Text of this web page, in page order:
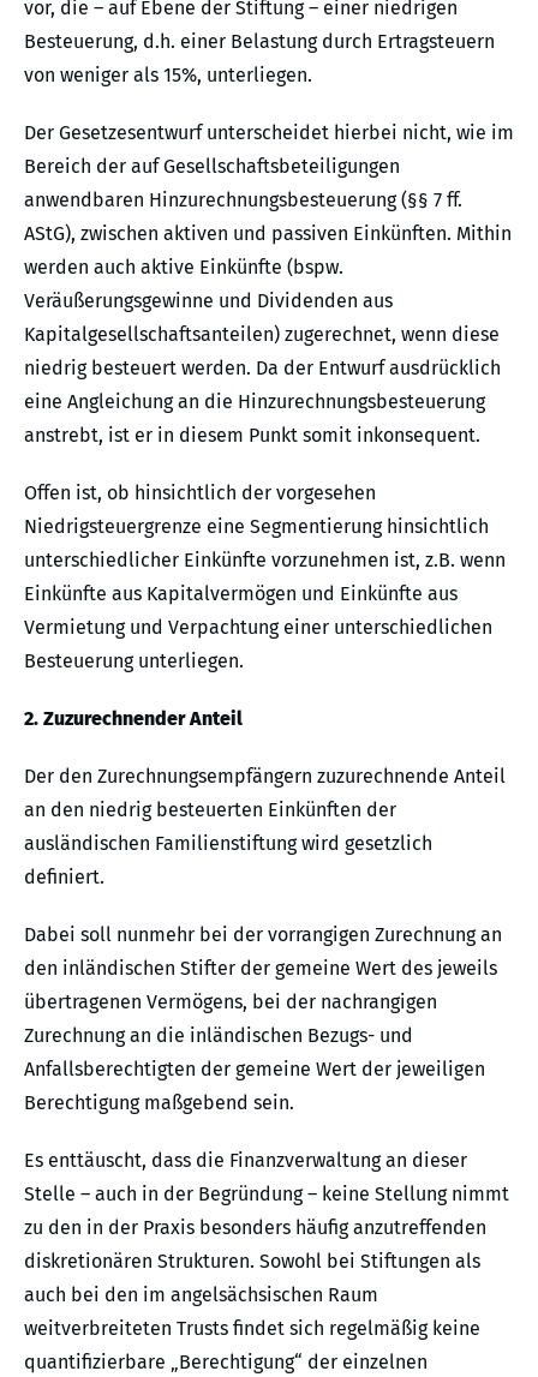
vor, die – auf Ebene der Stiftung – einer niedrigen
Besteuerung, d.h. einer Belastung durch Ertragsteuern
von weniger als 15%, unterliegen.
Der Gesetzesentwurf unterscheidet hierbei nicht, wie im
Bereich der auf Gesellschaftsbeteiligungen
anwendbaren Hinzurechnungsbesteuerung (§§ 7 ff.
AStG), zwischen aktiven und passiven Einkünften. Mithin
werden auch aktive Einkünfte (bspw.
Veräußerungsgewinne und Dividenden aus
Kapitalgesellschaftsanteilen) zugerechnet, wenn diese
niedrig besteuert werden. Da der Entwurf ausdrücklich
eine Angleichung an die Hinzurechnungsbesteuerung
anstrebt, ist er in diesem Punkt somit inkonsequent.
Offen ist, ob hinsichtlich der vorgesehen
Niedrigsteuergrenze eine Segmentierung hinsichtlich
unterschiedlicher Einkünfte vorzunehmen ist, z.B. wenn
Einkünfte aus Kapitalvermögen und Einkünfte aus
Vermietung und Verpachtung einer unterschiedlichen
Besteuerung unterliegen.
2. Zuzurechnender Anteil
Der den Zurechnungsempfängern zuzurechnende Anteil
an den niedrig besteuerten Einkünften der
ausländischen Familienstiftung wird gesetzlich
definiert.
Dabei soll nunmehr bei der vorrangigen Zurechnung an
den inländischen Stifter der gemeine Wert des jeweils
übertragenen Vermögens, bei der nachrangigen
Zurechnung an die inländischen Bezugs- und
Anfallsberechtigten der gemeine Wert der jeweiligen
Berechtigung maßgebend sein.
Es enttäuscht, dass die Finanzverwaltung an dieser
Stelle – auch in der Begründung – keine Stellung nimmt
zu den in der Praxis besonders häufig anzutreffenden
diskretionären Strukturen. Sowohl bei Stiftungen als
auch bei den im angelsächsischen Raum
weitverbreiteten Trusts findet sich regelmäßig keine
quantifizierbare „Berechtigung“ der einzelnen